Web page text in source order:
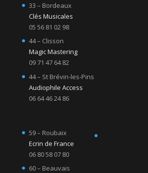
33 – Bordeaux
Clés Musicales
05 56 81 02 98
44 – Clisson
Magic Mastering
09 71 47 64 82
44 – St Brévin-les-Pins
Audiophile Access
06 64 46 24 86
59 – Roubaix
Ecrin de France
06 80 58 07 80
60 – Beauvais